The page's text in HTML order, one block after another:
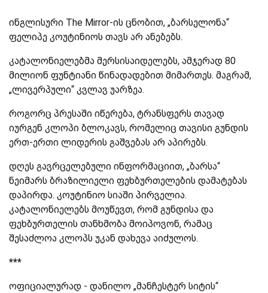
ინგლისური The Mirror-ის ცნობით, „ბარსელონა“
ფელიპე კოუტინიოს თავს არ ანებებს.
კატალონიელებმა მერსისაიდელებს, ამჯერად 80
მილიონ ფუნტიანი წინადადებით მიმართეს. მაგრამ,
„ლივერპული“ კვლავ უარზეა.
როგორც პრესაში იწერება, ტრანსფერს თავად
იურგენ კლოპი ბლოკავს, რომელიც თავისი გუნდის
ერთ-ერთი ლიდერის გაშვებას არ აპირებს.
დღეს გავრცელებული ინფორმაციით, „ბარსა“
ნეიმარს ბრაზილიელი ფეხბურთელების დამატებას
დაპირდა. კოუტინიო სიაში პირველია.
კატალონიელებს მოუწევთ, რომ გუნდისა და
ფეხბურთელის თანხმობა მოიპოვონ, რამაც
შესაძლოა კლოპს უკან დახევა აიძულოს.
***
ოფიციალურად - დანილო „მანჩესტერ სიტის“